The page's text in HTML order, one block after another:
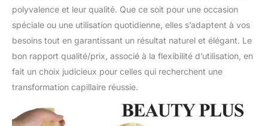
polyvalence et leur qualité. Que ce soit pour une occasion
spéciale ou une utilisation quotidienne, elles s’adaptent à vos
besoins tout en garantissant un résultat naturel et élégant. Le
bon rapport qualité/prix, associé à la flexibilité d’utilisation, en
fait un choix judicieux pour celles qui recherchent une
transformation capillaire réussie.